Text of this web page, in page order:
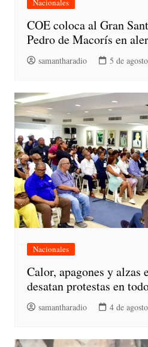
Nacionales
COE coloca al Gran
Pedro de Macorís en
samantharadio 5 de
Nacionales
Calor, apagones y
desatan protestas en
samantharadio 4 de